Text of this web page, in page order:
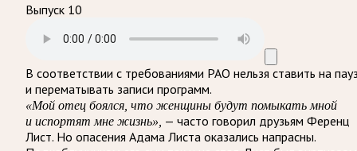
Выпуск 10
В соответствии с требованиями РАО нельзя ставить на
и перематывать записи программ.
«Мой отец боялся, что женщины будут помыкать мной
и испортят мне жизнь», — часто говорил друзьям Ференц
Лист. Но опасения Адама Листа оказались напрасны.